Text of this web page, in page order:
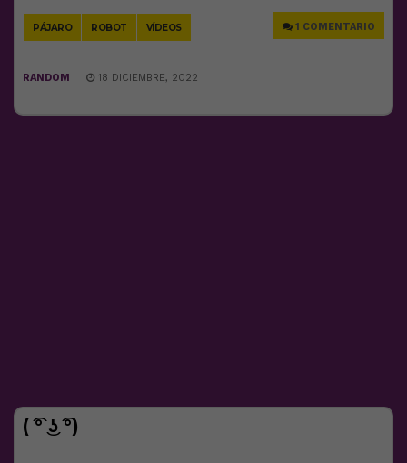
PÁJARO ROBOT VÍDEOS 1 COMENTARIO
RANDOM 18 DICIEMBRE, 2022
( ͡° ͜ʖ ͡°)